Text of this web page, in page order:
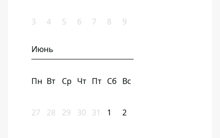
3 4 5 6 7 8 9
Июнь
Пн Вт Ср Чт Пт Сб Вс
27 28 29 30 31 1 2